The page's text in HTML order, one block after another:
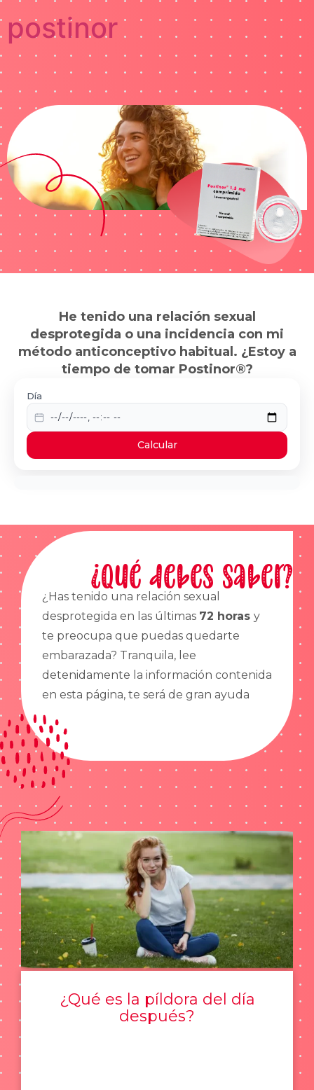
postinor
He tenido una relación sexual
desprotegida o una incidencia con mi
método anticonceptivo habitual. ¿Estoy a
tiempo de tomar Postinor®?
Día
Calcular
¿Qué debes saber?
¿Has tenido una relación sexual
desprotegida en las últimas 72 horas y
te preocupa que puedas quedarte
embarazada? Tranquila, lee
detenidamente la información contenida
en esta página, te será de gran ayuda
¿Qué es la píldora del día
después?